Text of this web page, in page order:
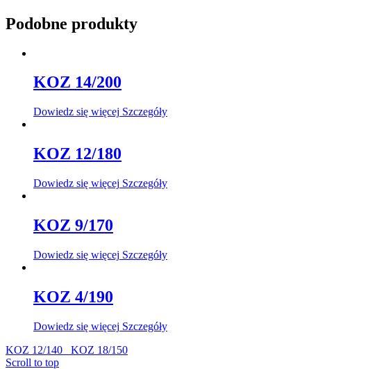
Podobne produkty
KOZ 14/200
Dowiedz się więcej Szczegóły
KOZ 12/180
Dowiedz się więcej Szczegóły
KOZ 9/170
Dowiedz się więcej Szczegóły
KOZ 4/190
Dowiedz się więcej Szczegóły
KOZ 12/140
KOZ 18/150
Scroll to top